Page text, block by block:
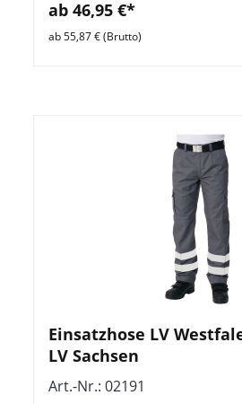
ab 46,95 €*
ab 55,87 € (Brutto)
Einsatzhose LV
LV Sachsen
Art.-Nr.: 02191